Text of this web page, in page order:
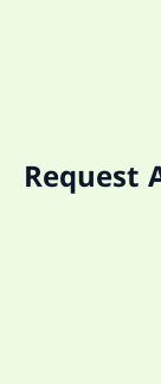
Request